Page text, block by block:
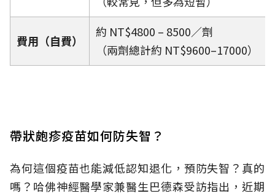
費用（自費）
約 NT$4800 – 8500／劑
（兩劑總計約 NT$9600–17000）
帶狀皰疹疫苗如何防失智？
為何這個疫苗也能減低認知退化，預防失智？真的
嗎？哈佛神經醫學家兼醫生巴德森受訪指出，近期